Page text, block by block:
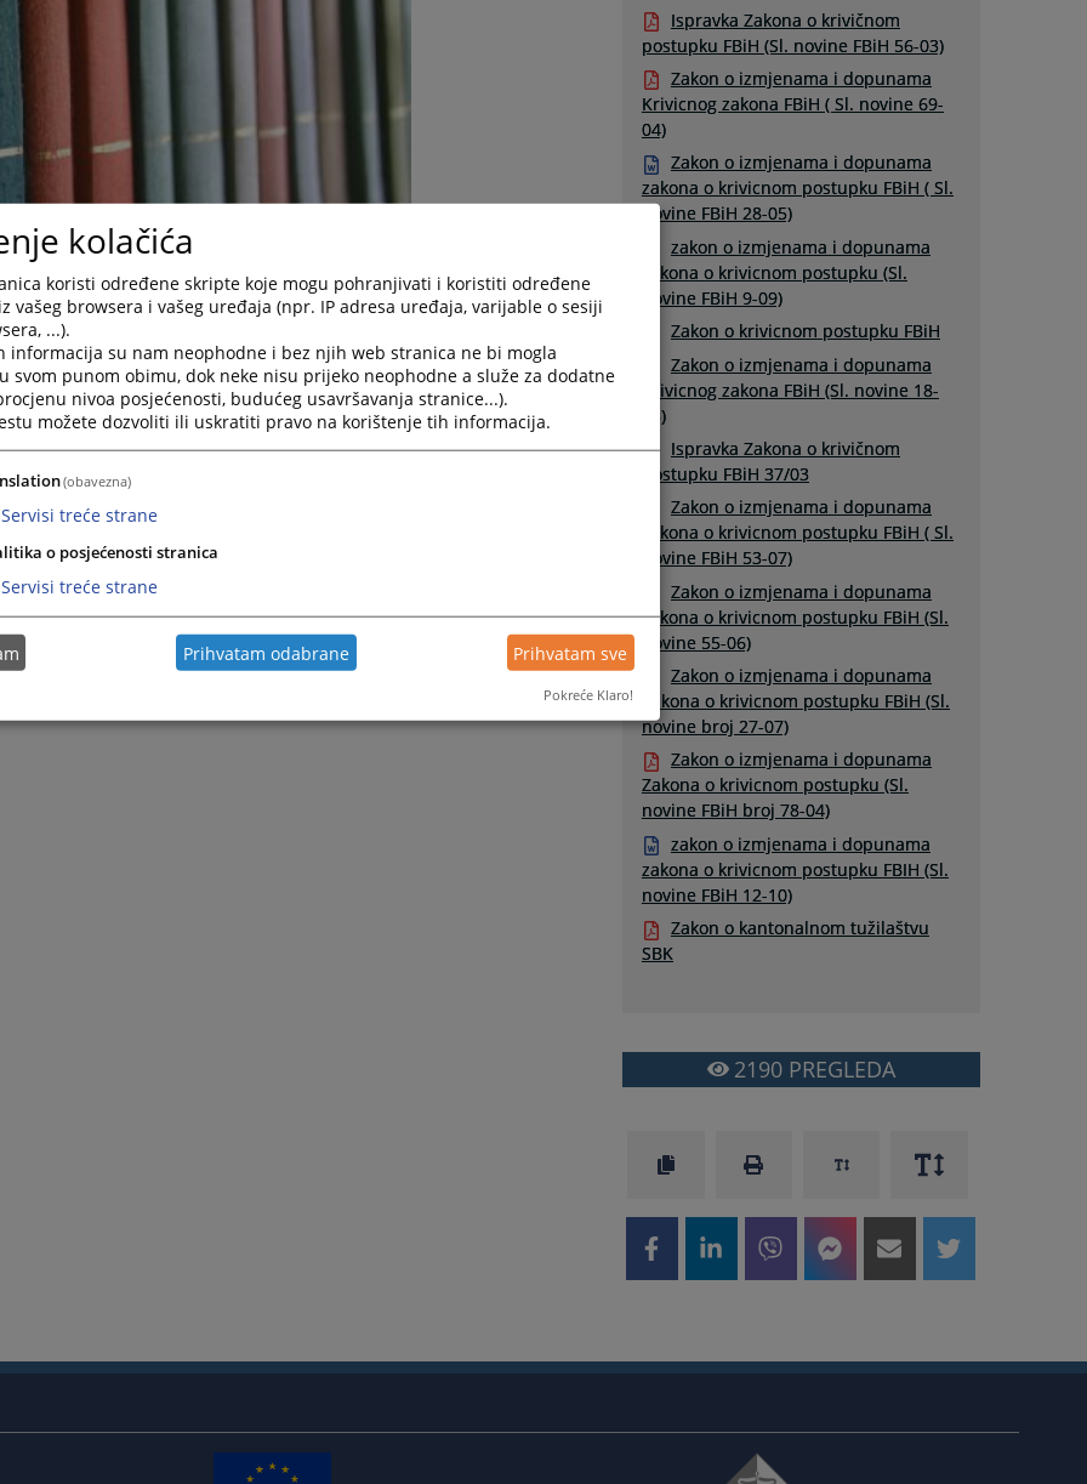
usvojio Parlament Federacije Bosne i Hercegovine na sjednici
naroda od 09.07.2003. godine, te je stupio na snagu dana
Federacije Bosne i Hercegovine na sjednici Zastupničkog
godine, te je stupio na snagu dana 01.08.2003.
XVII. sjednici Skupštine Srednjobosanskog kantona održanoj
Ispravka Zakona o krivičnom
postupku FBiH (Sl. novine FBiH 56-03)
Zakon o izmjenama i dopunama
Krivicnog zakona FBiH ( Sl. novine 69-
04)
Zakon o izmjenama i dopunama
zakona o krivicnom postupku FBiH ( Sl.
novine FBiH 28-05)
zakon o izmjenama i dopunama
zakona o krivicnom postupku (Sl.
novine FBiH 9-09)
Zakon o krivicnom postupku FBiH
Zakon o izmjenama i dopunama
Krivicnog zakona FBiH (Sl. novine 18-
05)
Ispravka Zakona o krivičnom
postupku FBiH 37/03
Zakon o izmjenama i dopunama
zakona o krivicnom postupku FBiH ( Sl.
novine FBiH 53-07)
Zakon o izmjenama i dopunama
zakona o krivicnom postupku FBiH (Sl.
novine 55-06)
Zakon o izmjenama i dopunama
Zakona o krivicnom postupku FBiH (Sl.
novine broj 27-07)
Zakon o izmjenama i dopunama
Zakona o krivicnom postupku (Sl.
novine FBiH broj 78-04)
zakon o izmjenama i dopunama
zakona o krivicnom postupku FBIH (Sl.
novine FBiH 12-10)
Zakon o kantonalnom tužilaštvu
SBK
2190PREGLEDA
kolačića
koristi određene skripte koje mogu pohranjivati i koristiti određene
vašeg browsera i vašeg uređaja (npr. IP adresa uređaja, varijable o sesiji
...).
informacija su nam neophodne i bez njih web stranica ne bi mogla
svom punom obimu, dok neke nisu prijeko neophodne a služe za dodatne
nivoa posjećenosti, budućeg usavršavanja stranice...).
možete dozvoliti ili uskratiti pravo na korištenje tih informacija.
(obavezna)
Servisi treće strane
o posjećenosti stranica
Servisi treće strane
Prihvatam odabrane Prihvatam sve
Pokreće Klaro!